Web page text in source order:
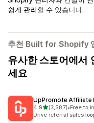
쉽게 관리할 수 있습니다.
추천 Built for Shopify
유사한 스토어에서
세요
UpPromote Affiliate
4.9별 5개 중
(3,587)
총 리뷰 3587개
•Free to
Drive referral sales